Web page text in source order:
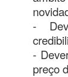
-
-
preço